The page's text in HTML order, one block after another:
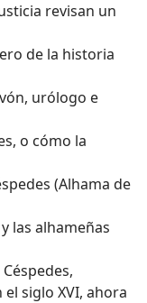
revisan un
de la historia
urólogo e
o cómo la
(Alhama de
las alhameñas
siglo XVI, ahora